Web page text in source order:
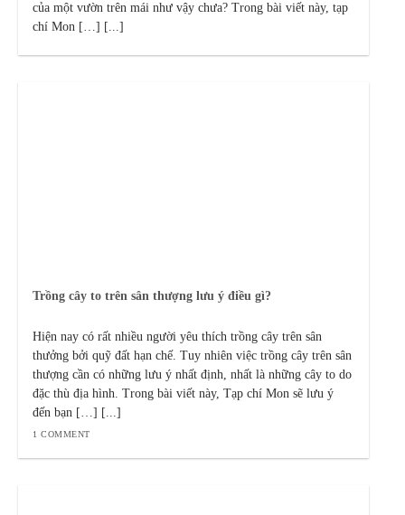
của một vườn trên mái như vậy chưa? Trong bài viết này, tạp
chí Mon […] [...]
Trồng cây to trên sân thượng lưu ý điều gì?
Hiện nay có rất nhiều người yêu thích trồng cây trên sân
thưởng bởi quỹ đất hạn chế. Tuy nhiên việc trồng cây trên sân
thượng cần có những lưu ý nhất định, nhất là những cây to do
đặc thù địa hình. Trong bài viết này, Tạp chí Mon sẽ lưu ý
đến bạn […] [...]
1 COMMENT